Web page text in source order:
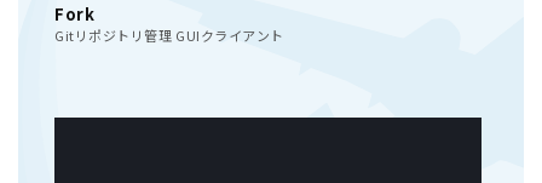
Fork
Gitリポジトリ管理 GUIクライアント